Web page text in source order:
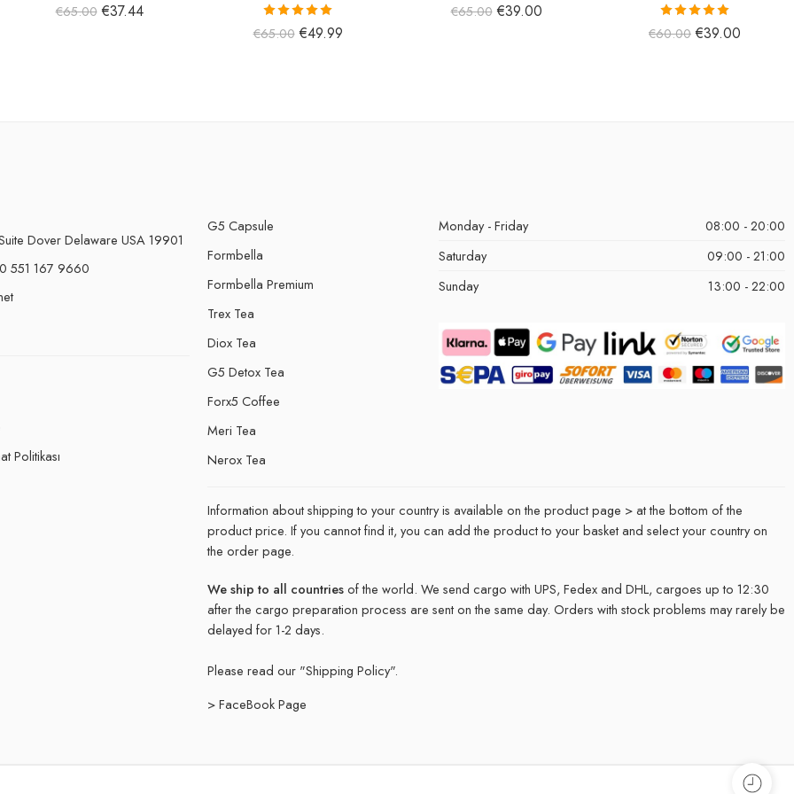
€65.00 €37.44
5 üzerinden
5.00oy aldı
€65.00 €49.99
€65.00 €39.00
5 üzerinden
5.00oy aldı
€60.00 €39.00
Dover Delaware USA 19901
551 167 9660
Politikası
G5 Capsule
Formbella
Formbella Premium
Trex Tea
Diox Tea
G5 Detox Tea
Forx5 Coffee
Meri Tea
Nerox Tea
Monday - Friday
08:00 - 20:00
Saturday
09:00 - 21:00
Sunday
13:00 - 22:00
Information about shipping to your country is available on the product page > at the bottom of the
product price. If you cannot find it, you can add the product to your basket and select your country on
the order page.
We ship to all countriesof the world. We send cargo with UPS, Fedex and DHL, cargoes up to 12:30
after the cargo preparation process are sent on the same day. Orders with stock problems may rarely be
delayed for 1-2 days.
Please read our "Shipping Policy".
> FaceBook Page